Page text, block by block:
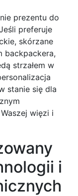
prezentu do
preferuje
skórzane
backpackera,
strzałem w
stanie się dla
więzi i
i